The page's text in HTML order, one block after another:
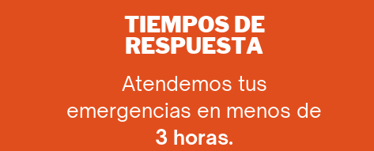
TIEMPOS DE
RESPUESTA
Atendemos tus
emergencias en menos de
3 horas.